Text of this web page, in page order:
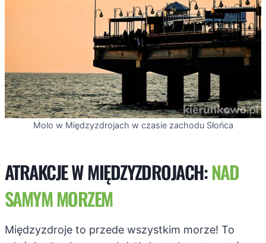
Molo w Międzyzdrojach w czasie zachodu Słońca
ATRAKCJE W MIĘDZYZDROJACH:NAD
SAMYM MORZEM
Międzyzdroje to przede wszystkim morze! To